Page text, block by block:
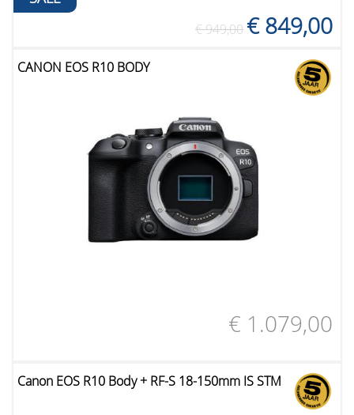
€ 949,00 € 849,00
CANON EOS R10 BODY
€ 1.079,00
Canon EOS R10 Body + RF-S 18-150mm IS STM